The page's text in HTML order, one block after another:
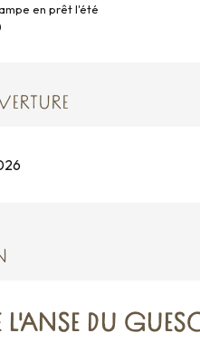
en prêt l'été
L'ANSE DU